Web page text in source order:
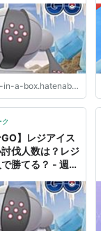
-進化無し-
a-box.hatenablog.jp
ク
GO】レジアイス
伐人数は？レジ
勝てる？ - 週末